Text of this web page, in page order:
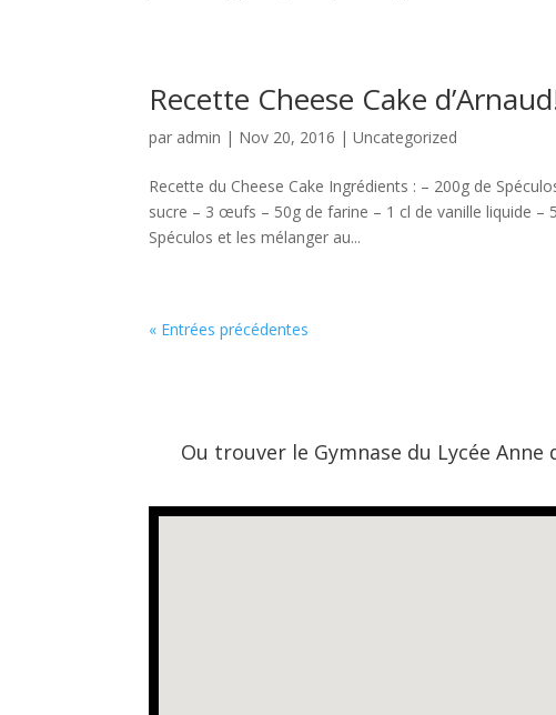
Recette Cheese Cake
par admin | Nov 20, 2016 |Uncategorized
Recette du Cheese Cake Ingrédients : – 200g de
sucre – 3 œufs – 50g de farine – 1 cl de vanille liquide –
Spéculos et les mélanger au...
« Entrées précédentes
Ou trouver le Gymnase du Lycée Anne